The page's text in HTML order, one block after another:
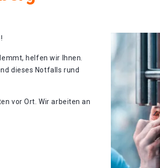
helfen wir Ihnen.
dieses Notfalls rund
vor Ort. Wir arbeiten an